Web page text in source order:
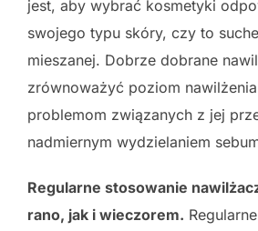
jest, aby wybrać kosmetyki
swojego typu skóry, czy to
mieszanej. Dobrze dobrane
zrównoważyć poziom
problemom związanych z jej
nadmiernym wydzielaniem
Regularne stosowanie
rano, jak i wieczorem.